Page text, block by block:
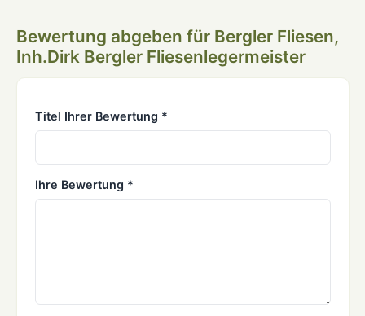
Bewertung abgeben für Bergler Fliesen,
Inh.Dirk Bergler Fliesenlegermeister
Titel Ihrer Bewertung *
Ihre Bewertung *